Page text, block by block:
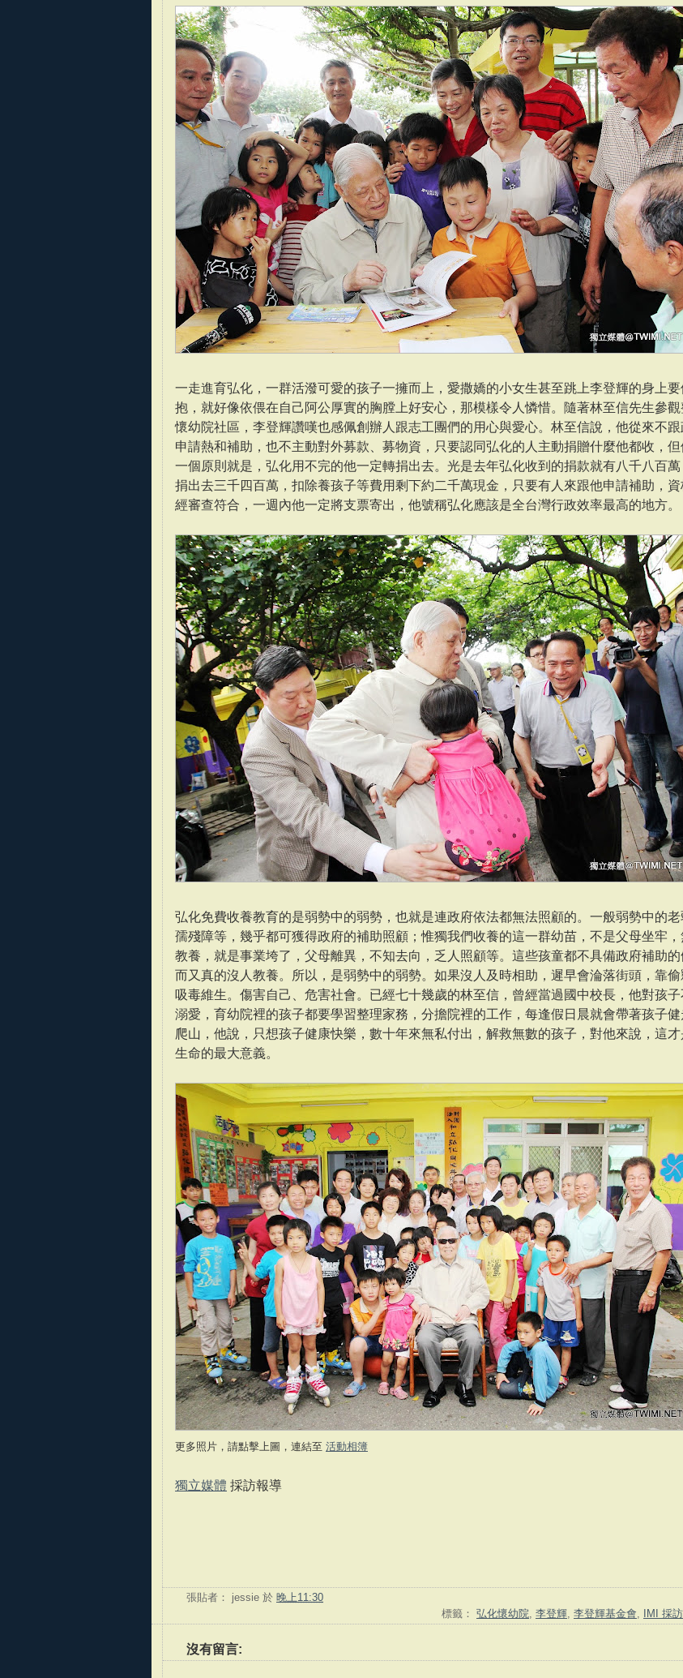
一走進育弘化，一群活潑可愛的孩子一擁而上，愛撒嬌的小女生甚至跳上李登輝的身上要
抱，就好像依偎在自己阿公厚實的胸膛上好安心，那模樣令人憐惜。隨著林至信先生參觀
懷幼院社區，李登輝讚嘆也感佩創辦人跟志工團們的用心與愛心。林至信說，他從來不
申請熱和補助，也不主動對外募款、募物資，只要認同弘化的人主動捐贈什麼他都收，
一個原則就是，弘化用不完的他一定轉捐出去。光是去年弘化收到的捐款就有八千八百
捐出去三千四百萬，扣除養孩子等費用剩下約二千萬現金，只要有人來跟他申請補助，資
經審查符合，一週內他一定將支票寄出，他號稱弘化應該是全台灣行政效率最高的地方。
弘化免費收養教育的是弱勢中的弱勢，也就是連政府依法都無法照顧的。一般弱勢中的
孺殘障等，幾乎都可獲得政府的補助照顧；惟獨我們收養的這一群幼苗，不是父母坐牢，
教養，就是事業垮了，父母離異，不知去向，乏人照顧等。這些孩童都不具備政府補助
而又真的沒人教養。所以，是弱勢中的弱勢。如果沒人及時相助，遲早會淪落街頭，靠偷
吸毒維生。傷害自己、危害社會。已經七十幾歲的林至信，曾經當過國中校長，他對孩子
溺愛，育幼院裡的孩子都要學習整理家務，分擔院裡的工作，每逢假日晨就會帶著孩子健
爬山，他說，只想孩子健康快樂，數十年來無私付出，解救無數的孩子，對他來說，這
生命的最大意義。
更多照片，請點擊上圖，連結至 活動相簿
獨立媒體 採訪報導
張貼者： jessie 於 晚上11:30
標籤： 弘化懷幼院 李登輝 李登輝基金會 IMI 採
沒有留言: